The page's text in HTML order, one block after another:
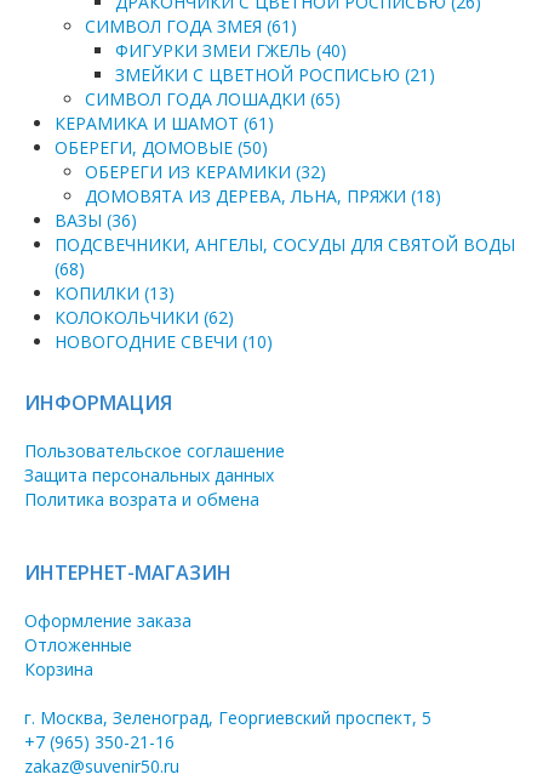
СИМВОЛ ГОДА ЗМЕЯ (61)
ФИГУРКИ ЗМЕИ ГЖЕЛЬ (40)
ЗМЕЙКИ С ЦВЕТНОЙ РОСПИСЬЮ (21)
СИМВОЛ ГОДА ЛОШАДКИ (65)
КЕРАМИКА И ШАМОТ (61)
ОБЕРЕГИ, ДОМОВЫЕ (50)
ОБЕРЕГИ ИЗ КЕРАМИКИ (32)
ДОМОВЯТА ИЗ ДЕРЕВА, ЛЬНА, ПРЯЖИ (18)
ВАЗЫ (36)
ПОДСВЕЧНИКИ, АНГЕЛЫ, СОСУДЫ ДЛЯ СВЯТОЙ ВОДЫ
(68)
КОПИЛКИ (13)
КОЛОКОЛЬЧИКИ (62)
НОВОГОДНИЕ СВЕЧИ (10)
ИНФОРМАЦИЯ
Пользовательское соглашение
Защита персональных данных
Политика возрата и обмена
ИНТЕРНЕТ-МАГАЗИН
Оформление заказа
Отложенные
Корзина
г. Москва, Зеленоград, Георгиевский проспект, 5
+7 (965) 350-21-16
zakaz@suvenir50.ru